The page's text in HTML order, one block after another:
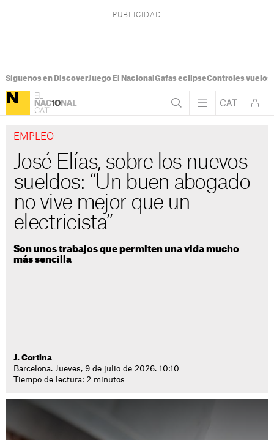
Síguenos en DiscoverJuego El Nacional Gafas eclipseControles vuelos
EMPLEO
José Elías, sobre los nuevos
sueldos: “Un buen abogado
no vive mejor que un
electricista”
Son unos trabajos que permiten una vida mucho
más sencilla
J. Cortina
Barcelona. Jueves, 9 de julio de 2026. 10:10
Tiempo de lectura: 2 minutos